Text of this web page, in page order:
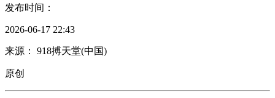
发布时间：
2026-06-17 22:43
来源： 918搏天堂(中国)
原创